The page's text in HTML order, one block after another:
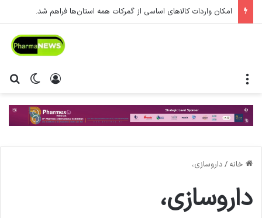
امکان واردات کالاهای اساسی از گمرکات همه استان‌ها فراهم شد.
تغییر ورود
خانه / داروسازی،
داروسازی،